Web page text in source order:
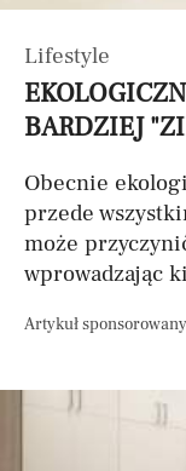
Lifestyle
BARDZIEJ
Obecnie
przede
może
wprowadzając
Artykuł sponsorowany